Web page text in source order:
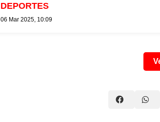
DEPORTES
06 Mar 2025, 10:09